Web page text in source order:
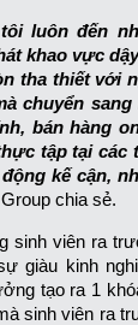
luôn đến
khao vực
tha thiết với
chuyển
bán hàng
tập tại
kế cận,
chia sẻ.
sinh viên ra
giàu kinh
tạo ra 1
sinh viên ra